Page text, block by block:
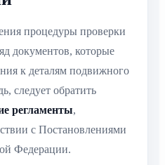
процедуры проверки
документов, которые
к деталям подвижного
следует обратить
регламенты,
с Постановлениями
Федерации.